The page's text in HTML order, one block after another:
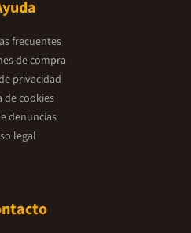
frecuentes
de compra
privacidad
de cookies
denuncias
legal